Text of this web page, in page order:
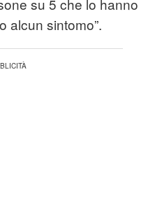
su 5 che lo hanno
alcun sintomo”.